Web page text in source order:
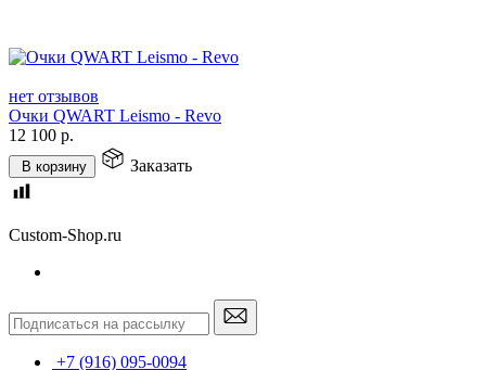
нет отзывов
Очки QWART Leismo - Revo
12 100 р.
В корзину Заказать
Custom-Shop.ru
+7 (916) 095-0094